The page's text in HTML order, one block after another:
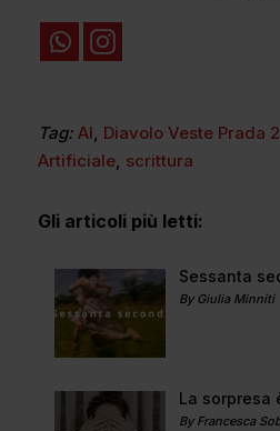
Tag: AI, Diavolo Veste Prada 2
Artificiale, scrittura
Gli articoli più letti:
Sessanta
By Giulia Minniti
La sorpresa
By Francesca